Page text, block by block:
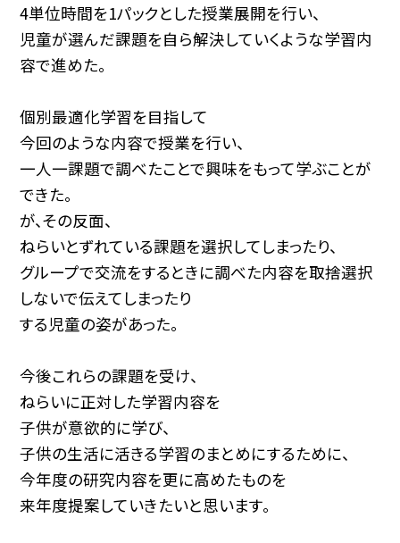
4単位時間を1パックとした授業展開を行い、
児童が選んだ課題を自ら解決していくような学習内
容で進めた。
個別最適化学習を目指して
今回のような内容で授業を行い、
一人一課題で調べたことで興味をもって学ぶことが
できた。
が、その反面、
ねらいとずれている課題を選択してしまったり、
グループで交流をするときに調べた内容を取捨選択
しないで伝えてしまったり
する児童の姿があった。
今後これらの課題を受け、
ねらいに正対した学習内容を
子供が意欲的に学び、
子供の生活に活きる学習のまとめにするために、
今年度の研究内容を更に高めたものを
来年度提案していきたいと思います。